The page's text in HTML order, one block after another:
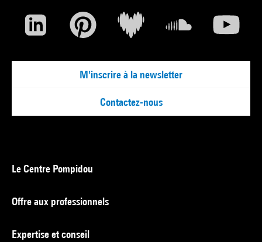
M'inscrire à la newsletter
Contactez-nous
Le Centre Pompidou
Offre aux professionnels
Expertise et conseil